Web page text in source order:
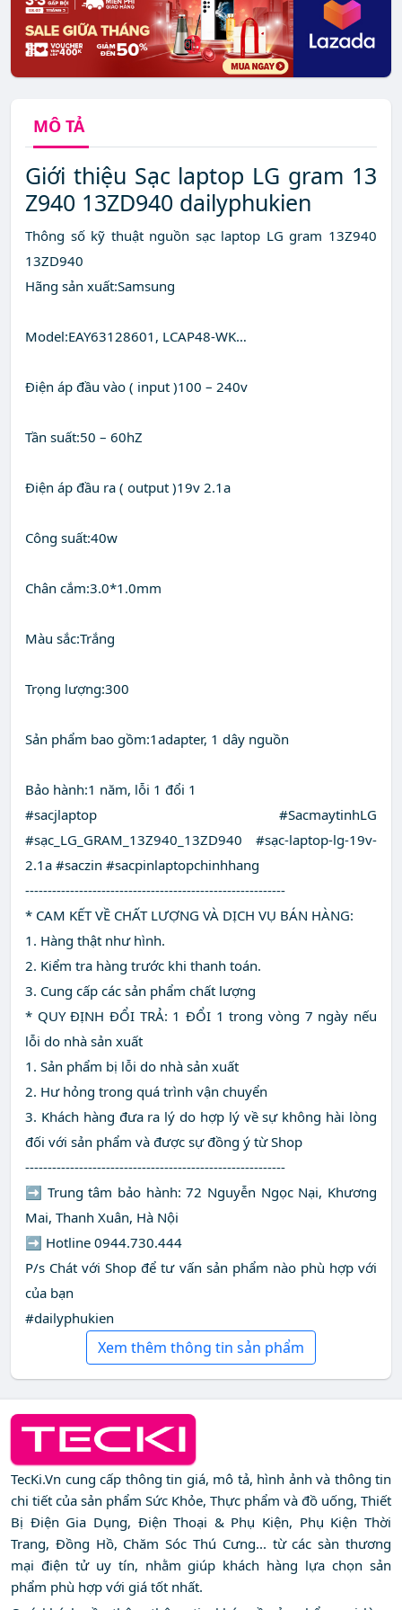
MÔ TẢ
Giới thiệu Sạc laptop LG gram 13
Z940 13ZD940 dailyphukien
Thông số kỹ thuật nguồn sạc laptop LG gram 13Z940
13ZD940
Hãng sản xuất:Samsung
Model:EAY63128601, LCAP48-WK…
Điện áp đầu vào ( input )100 – 240v
Tần suất:50 – 60hZ
Điện áp đầu ra ( output )19v 2.1a
Công suất:40w
Chân cắm:3.0*1.0mm
Màu sắc:Trắng
Trọng lượng:300
Sản phẩm bao gồm:1adapter, 1 dây nguồn
Bảo hành:1 năm, lỗi 1 đổi 1
#sacjlaptop #SacmaytinhLG
#sạc_LG_GRAM_13Z940_13ZD940 #sạc-laptop-lg-19v-
2.1a #saczin #sacpinlaptopchinhhang
----------------------------------------------------------
* CAM KẾT VỀ CHẤT LƯỢNG VÀ DỊCH VỤ BÁN HÀNG:
1. Hàng thật như hình.
2. Kiểm tra hàng trước khi thanh toán.
3. Cung cấp các sản phẩm chất lượng
* QUY ĐỊNH ĐỔI TRẢ: 1 ĐỔI 1 trong vòng 7 ngày nếu
lỗi do nhà sản xuất
1. Sản phẩm bị lỗi do nhà sản xuất
2. Hư hỏng trong quá trình vận chuyển
3. Khách hàng đưa ra lý do hợp lý về sự không hài lòng
đối với sản phẩm và được sự đồng ý từ Shop
----------------------------------------------------------
➡ Trung tâm bảo hành: 72 Nguyễn Ngọc Nại, Khương
Mai, Thanh Xuân, Hà Nội
➡ Hotline 0944.730.444
P/s Chát với Shop để tư vấn sản phẩm nào phù hợp với
của bạn
#dailyphukien
Xem thêm thông tin sản phẩm
TecKi.Vn cung cấp thông tin giá, mô tả, hình ảnh và thông tin
chi tiết của sản phẩm Sức Khỏe, Thực phẩm và đồ uống, Thiết
Bị Điện Gia Dụng, Điện Thoại & Phụ Kiện, Phụ Kiện Thời
Trang, Đồng Hồ, Chăm Sóc Thú Cưng... từ các sàn thương
mại điện tử uy tín, nhằm giúp khách hàng lựa chọn sản
phẩm phù hợp với giá tốt nhất.